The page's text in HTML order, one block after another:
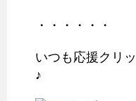
・・・・・・
いつも応援クリ
♪